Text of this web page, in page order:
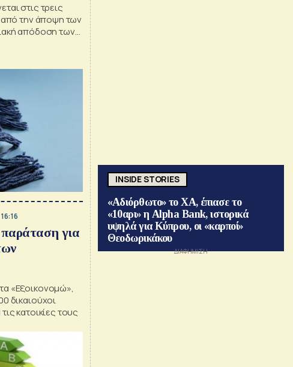
στις τρεις
από την άποψη των
απόδοση των
για
«Εξοικονομώ»,
δικαιούχοι
κατοικίες τους
INSIDE STORIES
«Αδιόρθωτο» το ΧΑ, έπιασε το
«10αρι» η Alpha Bank, ιστορικά
υψηλά για Κύπρου, οι «καρποί»
Θεοδωρικάκου